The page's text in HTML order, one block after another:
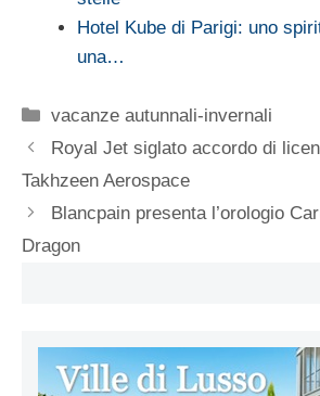
Hotel Kube di Parigi: uno
una…
Categorie
vacanze autunnali-invernali
Royal Jet siglato accordo di
Takhzeen Aerospace
Blancpain presenta l’orologio
Dragon